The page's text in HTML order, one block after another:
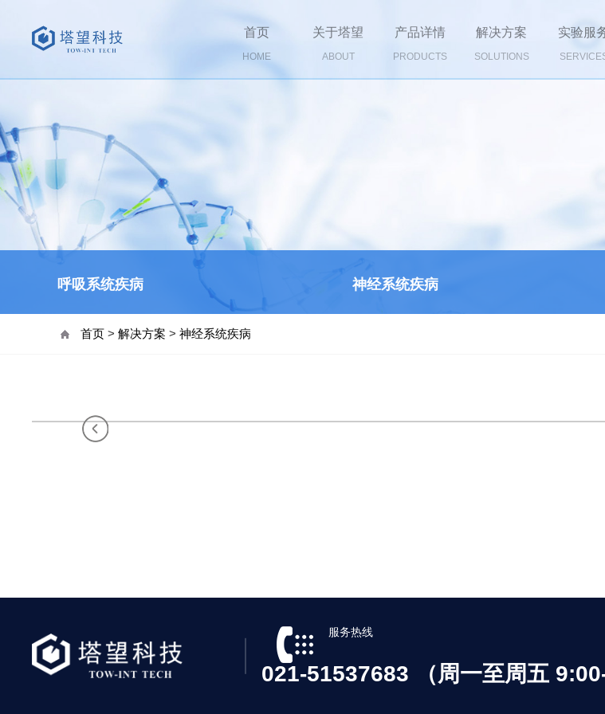
首页
HOME
关于塔望
ABOUT
产品详情
PRODUCTS
解决方案
SOLUTIONS
实验服
呼吸系统疾病 神经系统疾病
首页 > 解决方案 > 神经系统疾病
服务热线
021-51537683 （周一至周五